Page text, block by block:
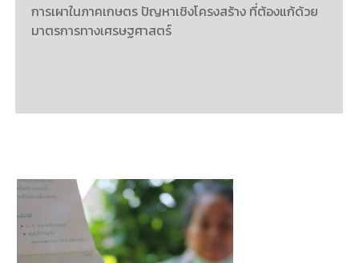
การเผาในภาคเกษตร ปัญหาเชิงโครงสร้าง ที่ต้องแก้ด้วย
มาตรการทางเศรษฐศาสตร์